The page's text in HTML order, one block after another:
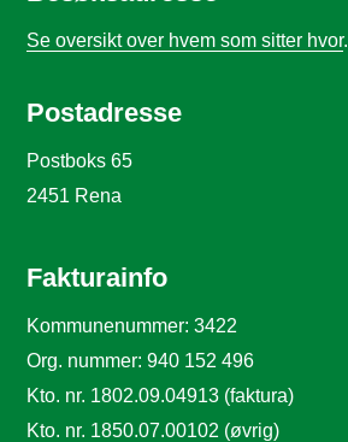
Se oversikt over hvem som sitter hvor.
Postadresse
Postboks 65
2451 Rena
Fakturainfo
Kommunenummer: 3422
Org. nummer: 940 152 496
Kto. nr. 1802.09.04913 (faktura)
Kto. nr. 1850.07.00102 (øvrig)